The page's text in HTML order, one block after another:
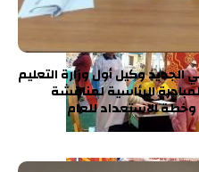
الجديد وكيل أول وزارة التعليم
الرئاسية لمناقشة
وخطة الاستعداد للعام